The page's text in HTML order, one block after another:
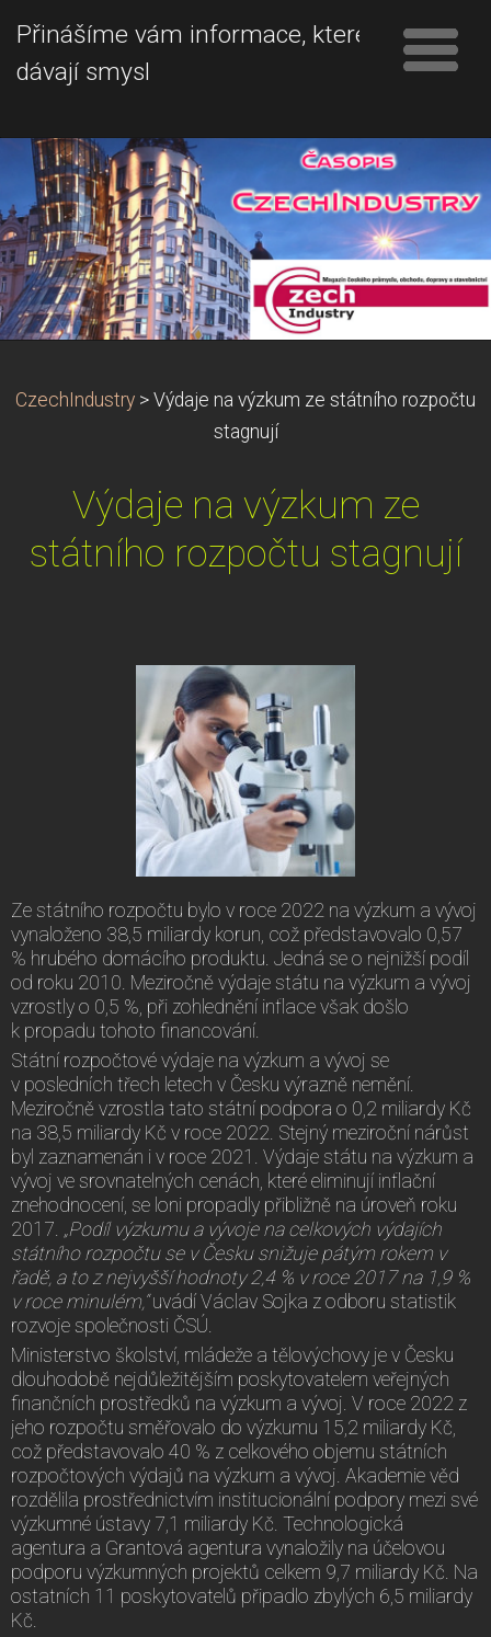
Přinášíme vám informace, které
dávají smysl
CzechIndustry > Výdaje na výzkum ze státního rozpočtu
stagnují
Výdaje na výzkum ze
státního rozpočtu stagnují
Ze státního rozpočtu bylo v roce 2022 na výzkum a vývoj
vynaloženo 38,5 miliardy korun, což představovalo 0,57
% hrubého domácího produktu. Jedná se o nejnižší podíl
od roku 2010. Meziročně výdaje státu na výzkum a vývoj
vzrostly o 0,5 %, při zohlednění inflace však došlo
k propadu tohoto financování.
Státní rozpočtové výdaje na výzkum a vývoj se
v posledních třech letech v Česku výrazně nemění.
Meziročně vzrostla tato státní podpora o 0,2 miliardy Kč
na 38,5 miliardy Kč v roce 2022. Stejný meziroční nárůst
byl zaznamenán i v roce 2021. Výdaje státu na výzkum a
vývoj ve srovnatelných cenách, které eliminují inflační
znehodnocení, se loni propadly přibližně na úroveň roku
2017. „Podíl výzkumu a vývoje na celkových výdajích
státního rozpočtu se v Česku snižuje pátým rokem v
řadě, a to z nejvyšší hodnoty 2,4 % v roce 2017 na 1,9 %
v roce minulém,“uvádí Václav Sojka z odboru statistik
rozvoje společnosti ČSÚ.
Ministerstvo školství, mládeže a tělovýchovy je v Česku
dlouhodobě nejdůležitějším poskytovatelem veřejných
finančních prostředků na výzkum a vývoj. V roce 2022 z
jeho rozpočtu směřovalo do výzkumu 15,2 miliardy Kč,
což představovalo 40 % z celkového objemu státních
rozpočtových výdajů na výzkum a vývoj. Akademie věd
rozdělila prostřednictvím institucionální podpory mezi své
výzkumné ústavy 7,1 miliardy Kč. Technologická
agentura a Grantová agentura vynaložily na účelovou
podporu výzkumných projektů celkem 9,7 miliardy Kč. Na
ostatních 11 poskytovatelů připadlo zbylých 6,5 miliardy
Kč.